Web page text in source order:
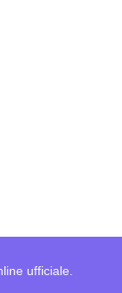
ufficiale.